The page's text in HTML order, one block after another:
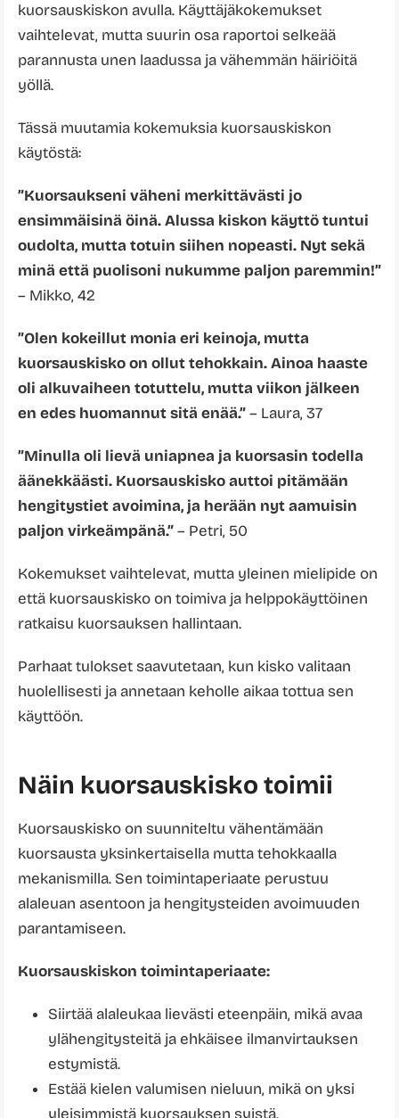
kuorsauskiskon avulla. Käyttäjäkokemukset
vaihtelevat, mutta suurin osa raportoi selkeää
parannusta unen laadussa ja vähemmän häiriöitä
yöllä.
Tässä muutamia kokemuksia kuorsauskiskon
käytöstä:
”Kuorsaukseni väheni merkittävästi jo
ensimmäisinä öinä. Alussa kiskon käyttö tuntui
oudolta, mutta totuin siihen nopeasti. Nyt sekä
minä että puolisoni nukumme paljon paremmin!”
– Mikko, 42
”Olen kokeillut monia eri keinoja, mutta
kuorsauskisko on ollut tehokkain. Ainoa haaste
oli alkuvaiheen totuttelu, mutta viikon jälkeen
en edes huomannut sitä enää.”– Laura, 37
”Minulla oli lievä uniapnea ja kuorsasin todella
äänekkäästi. Kuorsauskisko auttoi pitämään
hengitystiet avoimina, ja herään nyt aamuisin
paljon virkeämpänä.”– Petri, 50
Kokemukset vaihtelevat, mutta yleinen mielipide on
että kuorsauskisko on toimiva ja helppokäyttöinen
ratkaisu kuorsauksen hallintaan.
Parhaat tulokset saavutetaan, kun kisko valitaan
huolellisesti ja annetaan keholle aikaa tottua sen
käyttöön.
Näin kuorsauskisko toimii
Kuorsauskisko on suunniteltu vähentämään
kuorsausta yksinkertaisella mutta tehokkaalla
mekanismilla. Sen toimintaperiaate perustuu
alaleuan asentoon ja hengitysteiden avoimuuden
parantamiseen.
Kuorsauskiskon toimintaperiaate:
Siirtää alaleukaa lievästi eteenpäin, mikä avaa
ylähengitysteitä ja ehkäisee ilmanvirtauksen
estymistä.
Estää kielen valumisen nieluun, mikä on yksi
yleisimmistä kuorsauksen syistä.